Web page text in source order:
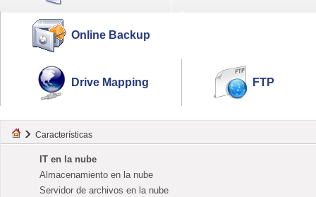
Online Backup
Drive Mapping FTP
Características
IT en la nube
Almacenamiento en la nube
Servidor de archivos en la nube